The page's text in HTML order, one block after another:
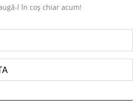
l în coș chiar acum!